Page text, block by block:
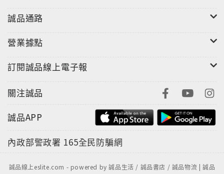
誠品通路
營業據點
訂閱誠品線上電子報
關注誠品
誠品APP
內政部警政署 165全民防騙網
誠品線上eslite.com - powered by 誠品生活 / 誠品書店 / 誠品物流 | 誠品